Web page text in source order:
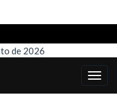
de 2026